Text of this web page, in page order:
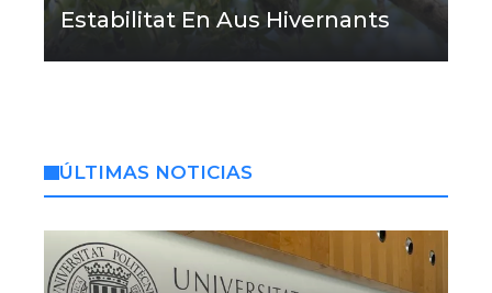
Estabilitat En Aus Hivernants
ÚLTIMAS NOTICIAS